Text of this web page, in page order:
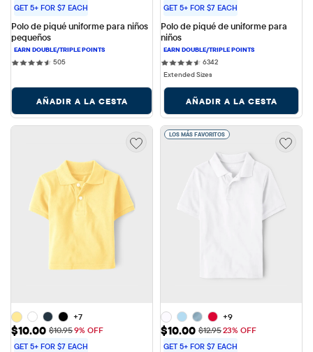
GET 5+ FOR $7 EACH
Polo de piqué uniforme para niños
pequeños
505505 reviews
AÑADIR A LA CESTA
GET 5+ FOR $7 EACH
Polo de piqué de uniforme para
niños
63426342 reviews
Extended Sizes
AÑADIR A LA CESTA
+7
Precio de venta: $10.00
$10.00 Precio original: $10.95
$10.959% OFF
GET 5+ FOR $7 EACH
LOS MÁS FAVORITOS
+9
Precio de venta: $10.00
$10.00 Precio original: $12.95
$12.9523% OFF
GET 5+ FOR $7 EACH